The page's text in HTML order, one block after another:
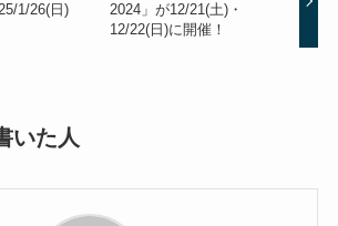
1/26(日)
2024」が12/21(土)・
12/22(日)に開催！
いた人